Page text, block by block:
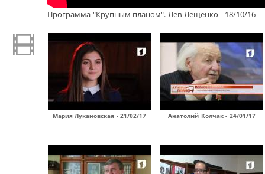
Программа "Крупным планом". Лев Лещенко - 18/10/16
Мария Лукановская - 21/02/17 Анатолий Колчак - 24/01/17